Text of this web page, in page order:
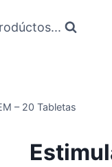
– 20 Tabletas